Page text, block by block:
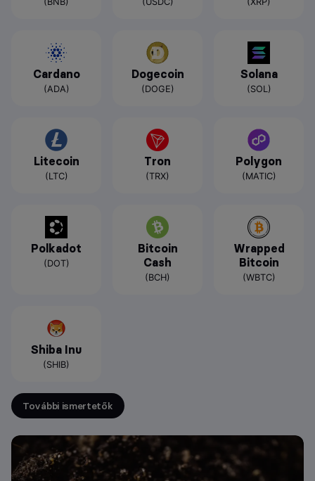
Cardano
(ADA)
Dogecoin
(DOGE)
Solana
(SOL)
Litecoin
(LTC)
Tron
(TRX)
Polygon
(MATIC)
Polkadot
(DOT)
Bitcoin
Cash
(BCH)
Wrapped
Bitcoin
(WBTC)
Shiba Inu
(SHIB)
További ismertetők